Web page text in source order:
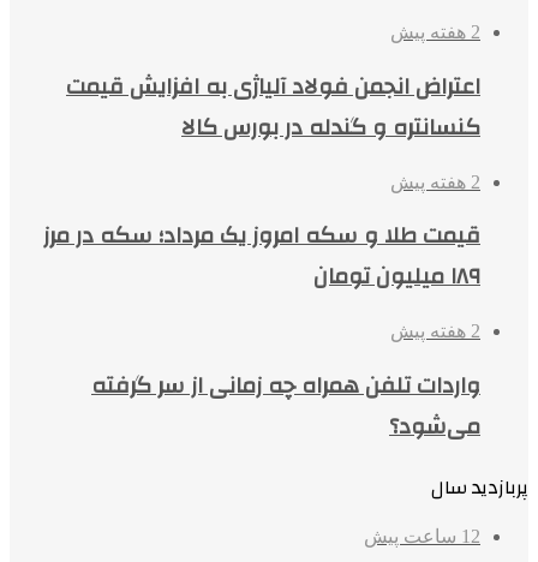
2 هفته پیش
اعتراض انجمن فولاد آلیاژی به افزایش قیمت
کنسانتره و گندله در بورس کالا
2 هفته پیش
قیمت طلا و سکه امروز یک مرداد؛ سکه در مرز
۱۸۹ میلیون تومان
2 هفته پیش
واردات تلفن همراه چه زمانی از سر گرفته
می‌شود؟
پربازدید سال
12 ساعت پیش